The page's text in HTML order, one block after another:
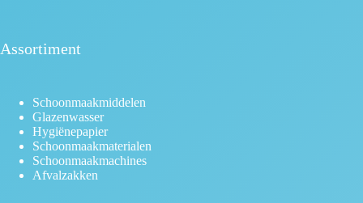
Assortiment
Schoonmaakmiddelen
Glazenwasser
Hygiënepapier
Schoonmaakmaterialen
Schoonmaakmachines
Afvalzakken